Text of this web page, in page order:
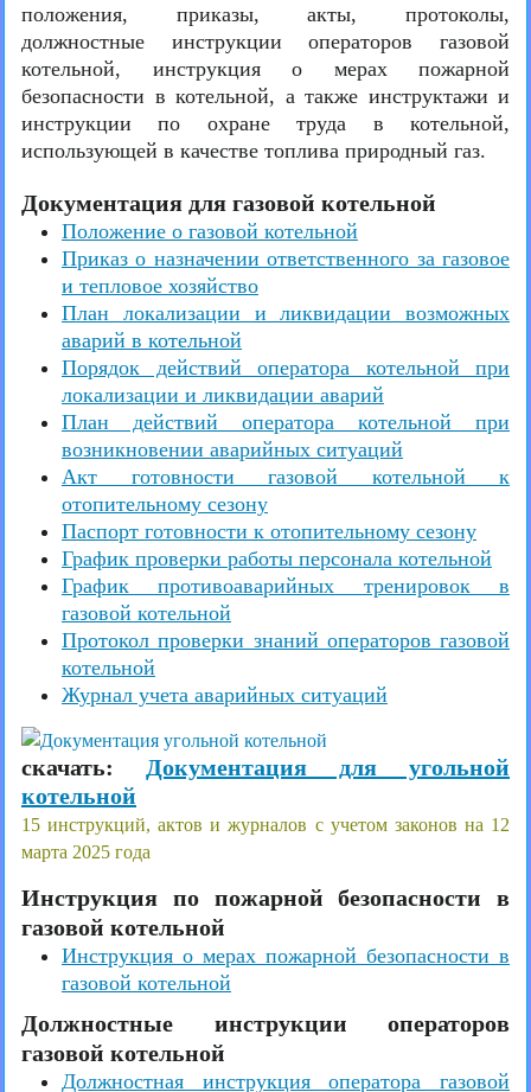
положения, приказы, акты, протоколы,
должностные инструкции операторов газовой
котельной, инструкция о мерах пожарной
безопасности в котельной, а также инструктажи и
инструкции по охране труда в котельной,
использующей в качестве топлива природный газ.
Документация для газовой котельной
Положение о газовой котельной
Приказ о назначении ответственного за газовое
и тепловое хозяйство
План локализации и ликвидации возможных
аварий в котельной
Порядок действий оператора котельной при
локализации и ликвидации аварий
План действий оператора котельной при
возникновении аварийных ситуаций
Акт готовности газовой котельной к
отопительному сезону
Паспорт готовности к отопительному сезону
График проверки работы персонала котельной
График противоаварийных тренировок в
газовой котельной
Протокол проверки знаний операторов газовой
котельной
Журнал учета аварийных ситуаций
скачать: Документация для угольной
котельной
15 инструкций, актов и журналов с учетом законов на 12
марта 2025 года
Инструкция по пожарной безопасности в
газовой котельной
Инструкция о мерах пожарной безопасности в
газовой котельной
Должностные инструкции операторов
газовой котельной
Должностная инструкция оператора газовой